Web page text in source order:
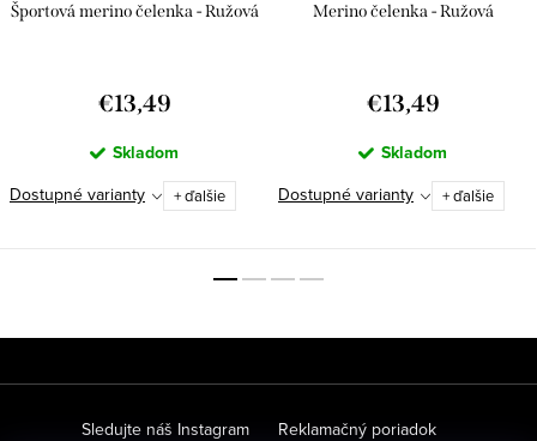
Športová merino čelenka - Ružová
€13,49
Skladom
Dostupné varianty + ďalšie
Merino čelenka - Ružová
€13,49
Skladom
Dostupné varianty + ďalšie
á
Sledujte náš Instagram Reklamačný poriadok